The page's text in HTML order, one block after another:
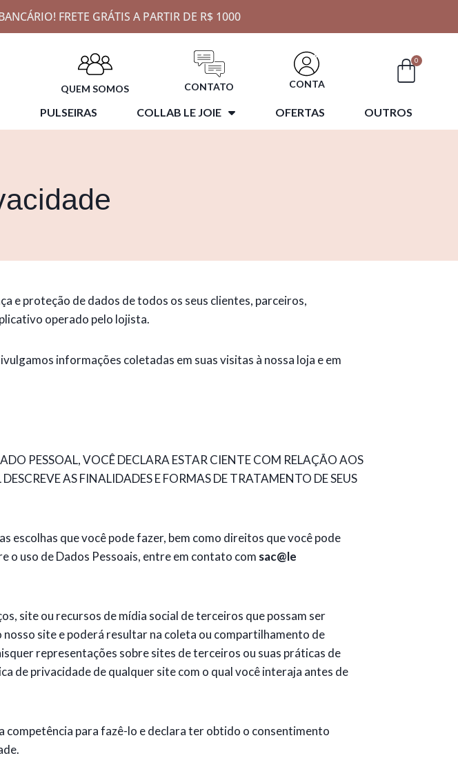
FRETE GRÁTIS A PARTIR DE R$ 1000
QUEM SOMOS CONTATO CONTA
0
PULSEIRAS COLLAB LE JOIE OFERTAS OUTROS
e proteção de dados de todos os seus clientes, parceiros,
operado pelo lojista.
informações coletadas em suas visitas à nossa loja e em
PESSOAL, VOCÊ DECLARA ESTAR CIENTE COM RELAÇÃO AOS
AS FINALIDADES E FORMAS DE TRATAMENTO DE SEUS
escolhas que você pode fazer, bem como direitos que você pode
o uso de Dados Pessoais, entre em contato com sac@le
site ou recursos de mídia social de terceiros que possam ser
nosso site e poderá resultar na coleta ou compartilhamento de
representações sobre sites de terceiros ou suas práticas de
de privacidade de qualquer site com o qual você interaja antes de
competência para fazê-lo e declara ter obtido o consentimento